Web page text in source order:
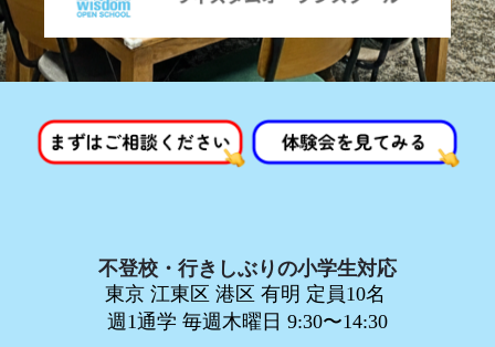
不登校・行きしぶりの小学生対応
東京 江東区 港区 有明 定員10名
週1通学 毎週木曜日 9:30〜14:30